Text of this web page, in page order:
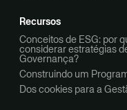
Recursos
Conceitos de ESG: por
considerar estratégias
Governança?
Construindo um
Dos cookies para a